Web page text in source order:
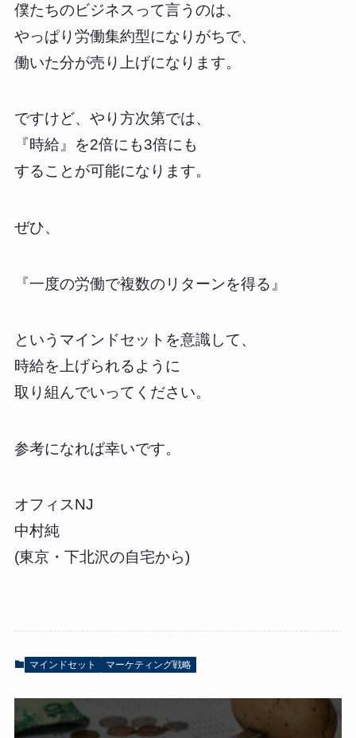
僕たちのビジネスって言うのは、
やっぱり労働集約型になりがちで、
働いた分が売り上げになります。
ですけど、やり方次第では、
『時給』を2倍にも3倍にも
することが可能になります。
ぜひ、
『一度の労働で複数のリターンを得る』
というマインドセットを意識して、
時給を上げられるように
取り組んでいってください。
参考になれば幸いです。
オフィスNJ
中村純
(東京・下北沢の自宅から)
マインドセット マーケティング戦略